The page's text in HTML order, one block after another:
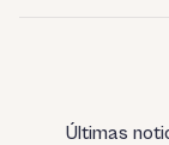
Últimas